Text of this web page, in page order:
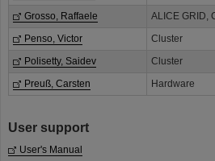
Grosso, Raffaele
ALICE GRID,
Penso, Victor
Cluster
Polisetty, Saidev
Cluster
Preuß, Carsten
Hardware
User support
User's Manual